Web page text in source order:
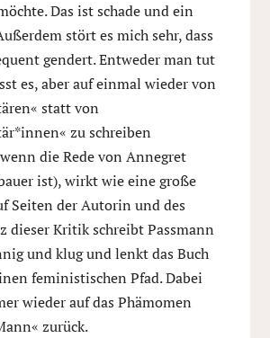
Das ist schade und ein
stört es mich sehr, dass
gendert. Entweder man tut
es, aber auf einmal wieder von
statt von
zu schreiben
die Rede von Annegret
ist), wirkt wie eine große
Seiten der Autorin und des
dieser Kritik schreibt Passmann
und klug und lenkt das Buch
feministischen Pfad. Dabei
wieder auf das Phämomen
zurück.